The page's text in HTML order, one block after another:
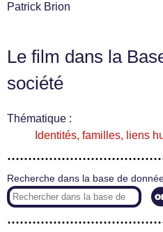
Patrick Brion
Le film dans la
société
Thématique :
Identités, familles, liens
Recherche dans la base de